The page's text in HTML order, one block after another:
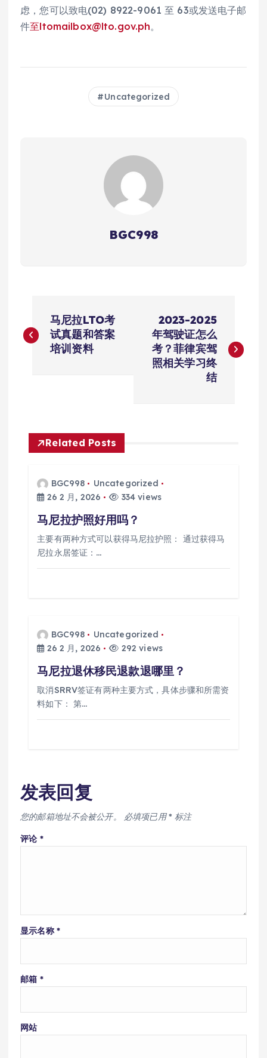
虑，您可以致电(02) 8922-9061 至 63或发送电子邮
件至ltomailbox@lto.gov.ph。
Uncategorized
BGC998
章
马尼拉LTO考
试真题和答案
培训资料
2023-2025
年驾驶证怎么
考？菲律宾驾
照相关学习终
结
Related Posts
BGC998
Uncategorized
26 2 月, 2026
334 views
马尼拉护照好用吗？
主要有两种方式可以获得马尼拉护照： 通过获得马
尼拉永居签证：…
BGC998
Uncategorized
26 2 月, 2026
292 views
马尼拉退休移民退款退哪里？
取消SRRV签证有两种主要方式，具体步骤和所需资
料如下： 第…
发表回复
您的邮箱地址不会被公开。 必填项已用* 标注
评论 *
显示名称 *
邮箱 *
网站